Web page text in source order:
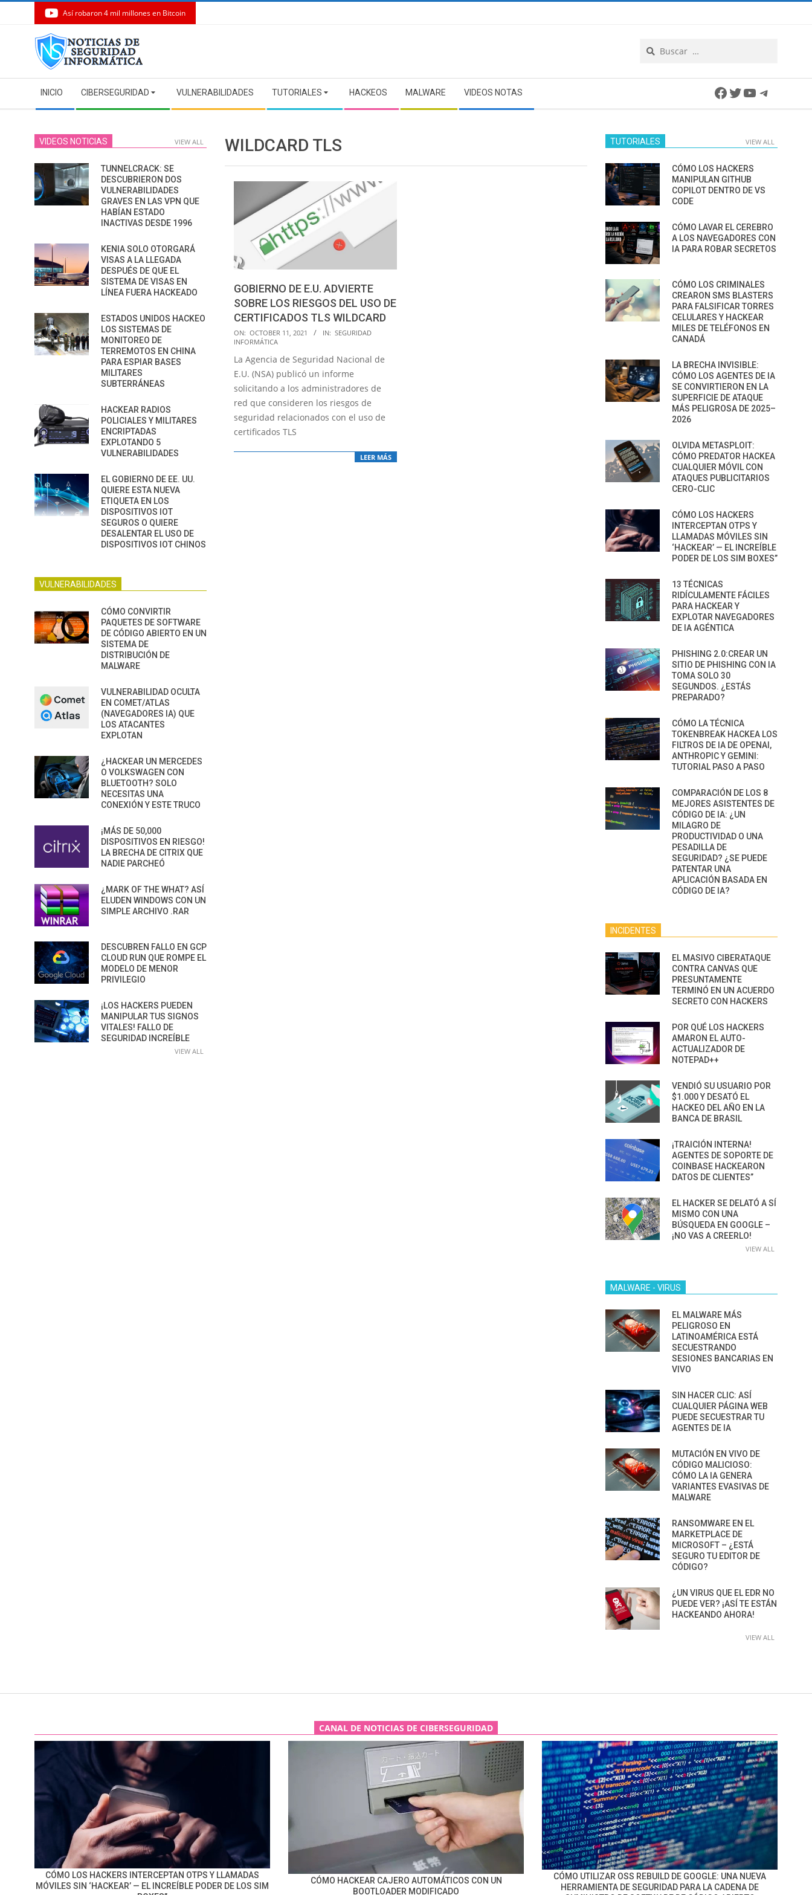
Así robaron 4 mil millones en Bitcoin
Navigation
Menu
INICIO CIBERSEGURIDAD VULNERABILIDADES TUTORIALES HACKEOS MALWARE VIDEOS NOTAS Facebook
Twitter
YouTube
WILDCARD TLS
GOBIERNO DE E.U. ADVIERTE
SOBRE LOS RIESGOS DEL USO DE
CERTIFICADOS TLS WILDCARD
2021-
10-
11
ON: OCTOBER 11, 2021 IN: SEGURIDAD
INFORMÁTICA
La Agencia de Seguridad Nacional de
E.U. (NSA) publicó un informe
solicitando a los administradores de
red que consideren los riesgos de
seguridad relacionados con el uso de
certificados TLS
LEER MÁS
VIDEOS NOTICIAS VIEW ALL
TUNNELCRACK: SE
DESCUBRIERON DOS
VULNERABILIDADES
GRAVES EN LAS VPN QUE
HABÍAN ESTADO
INACTIVAS DESDE 1996
KENIA SOLO OTORGARÁ
VISAS A LA LLEGADA
DESPUÉS DE QUE EL
SISTEMA DE VISAS EN
LÍNEA FUERA HACKEADO
ESTADOS UNIDOS HACKEO
LOS SISTEMAS DE
MONITOREO DE
TERREMOTOS EN CHINA
PARA ESPIAR BASES
MILITARES
SUBTERRÁNEAS
HACKEAR RADIOS
POLICIALES Y MILITARES
ENCRIPTADAS
EXPLOTANDO 5
VULNERABILIDADES
EL GOBIERNO DE EE. UU.
QUIERE ESTA NUEVA
ETIQUETA EN LOS
DISPOSITIVOS IOT
SEGUROS O QUIERE
DESALENTAR EL USO DE
DISPOSITIVOS IOT CHINOS
VULNERABILIDADES
CÓMO CONVIRTIR
PAQUETES DE SOFTWARE
DE CÓDIGO ABIERTO EN UN
SISTEMA DE
DISTRIBUCIÓN DE
MALWARE
VULNERABILIDAD OCULTA
EN COMET/ATLAS
(NAVEGADORES IA) QUE
LOS ATACANTES
EXPLOTAN
¿HACKEAR UN MERCEDES
O VOLKSWAGEN CON
BLUETOOTH? SOLO
NECESITAS UNA
CONEXIÓN Y ESTE TRUCO
¡MÁS DE 50,000
DISPOSITIVOS EN RIESGO!
LA BRECHA DE CITRIX QUE
NADIE PARCHEÓ
¿MARK OF THE WHAT? ASÍ
ELUDEN WINDOWS CON UN
SIMPLE ARCHIVO .RAR
DESCUBREN FALLO EN GCP
CLOUD RUN QUE ROMPE EL
MODELO DE MENOR
PRIVILEGIO
¡LOS HACKERS PUEDEN
MANIPULAR TUS SIGNOS
VITALES! FALLO DE
SEGURIDAD INCREÍBLE
VIEW ALL
TUTORIALES VIEW ALL
CÓMO LOS HACKERS
MANIPULAN GITHUB
COPILOT DENTRO DE VS
CODE
CÓMO LAVAR EL CEREBRO
A LOS NAVEGADORES CON
IA PARA ROBAR SECRETOS
CÓMO LOS CRIMINALES
CREARON SMS BLASTERS
PARA FALSIFICAR TORRES
CELULARES Y HACKEAR
MILES DE TELÉFONOS EN
CANADÁ
LA BRECHA INVISIBLE:
CÓMO LOS AGENTES DE IA
SE CONVIRTIERON EN LA
SUPERFICIE DE ATAQUE
MÁS PELIGROSA DE 2025–
2026
OLVIDA METASPLOIT:
CÓMO PREDATOR HACKEA
CUALQUIER MÓVIL CON
ATAQUES PUBLICITARIOS
CERO-CLIC
CÓMO LOS HACKERS
INTERCEPTAN OTPS Y
LLAMADAS MÓVILES SIN
‘HACKEAR’ — EL INCREÍBLE
PODER DE LOS SIM BOXES”
13 TÉCNICAS
RIDÍCULAMENTE FÁCILES
PARA HACKEAR Y
EXPLOTAR NAVEGADORES
DE IA AGÉNTICA
PHISHING 2.0:CREAR UN
SITIO DE PHISHING CON IA
TOMA SOLO 30
SEGUNDOS. ¿ESTÁS
PREPARADO?
CÓMO LA TÉCNICA
TOKENBREAK HACKEA LOS
FILTROS DE IA DE OPENAI,
ANTHROPIC Y GEMINI:
TUTORIAL PASO A PASO
COMPARACIÓN DE LOS 8
MEJORES ASISTENTES DE
CÓDIGO DE IA: ¿UN
MILAGRO DE
PRODUCTIVIDAD O UNA
PESADILLA DE
SEGURIDAD? ¿SE PUEDE
PATENTAR UNA
APLICACIÓN BASADA EN
CÓDIGO DE IA?
INCIDENTES
EL MASIVO CIBERATAQUE
CONTRA CANVAS QUE
PRESUNTAMENTE
TERMINÓ EN UN ACUERDO
SECRETO CON HACKERS
POR QUÉ LOS HACKERS
AMARON EL AUTO-
ACTUALIZADOR DE
NOTEPAD++
VENDIÓ SU USUARIO POR
$1.000 Y DESATÓ EL
HACKEO DEL AÑO EN LA
BANCA DE BRASIL
¡TRAICIÓN INTERNA!
AGENTES DE SOPORTE DE
COINBASE HACKEARON
DATOS DE CLIENTES”
EL HACKER SE DELATÓ A SÍ
MISMO CON UNA
BÚSQUEDA EN GOOGLE –
¡NO VAS A CREERLO!
VIEW ALL
MALWARE - VIRUS
EL MALWARE MÁS
PELIGROSO EN
LATINOAMÉRICA ESTÁ
SECUESTRANDO
SESIONES BANCARIAS EN
VIVO
SIN HACER CLIC: ASÍ
CUALQUIER PÁGINA WEB
PUEDE SECUESTRAR TU
AGENTES DE IA
MUTACIÓN EN VIVO DE
CÓDIGO MALICIOSO:
CÓMO LA IA GENERA
VARIANTES EVASIVAS DE
MALWARE
RANSOMWARE EN EL
MARKETPLACE DE
MICROSOFT – ¿ESTÁ
SEGURO TU EDITOR DE
CÓDIGO?
¿UN VIRUS QUE EL EDR NO
PUEDE VER? ¡ASÍ TE ESTÁN
HACKEANDO AHORA!
VIEW ALL
CANAL DE NOTICIAS DE CIBERSEGURIDAD
CÓMO LOS HACKERS INTERCEPTAN OTPS Y LLAMADAS
MÓVILES SIN ‘HACKEAR’ — EL INCREÍBLE PODER DE LOS SIM
CÓMO HACKEAR CAJERO AUTOMÁTICOS CON UN
BOOTLOADER MODIFICADO
CÓMO UTILIZAR OSS REBUILD DE GOOGLE: UNA NUEVA
HERRAMIENTA DE SEGURIDAD PARA LA CADENA DE